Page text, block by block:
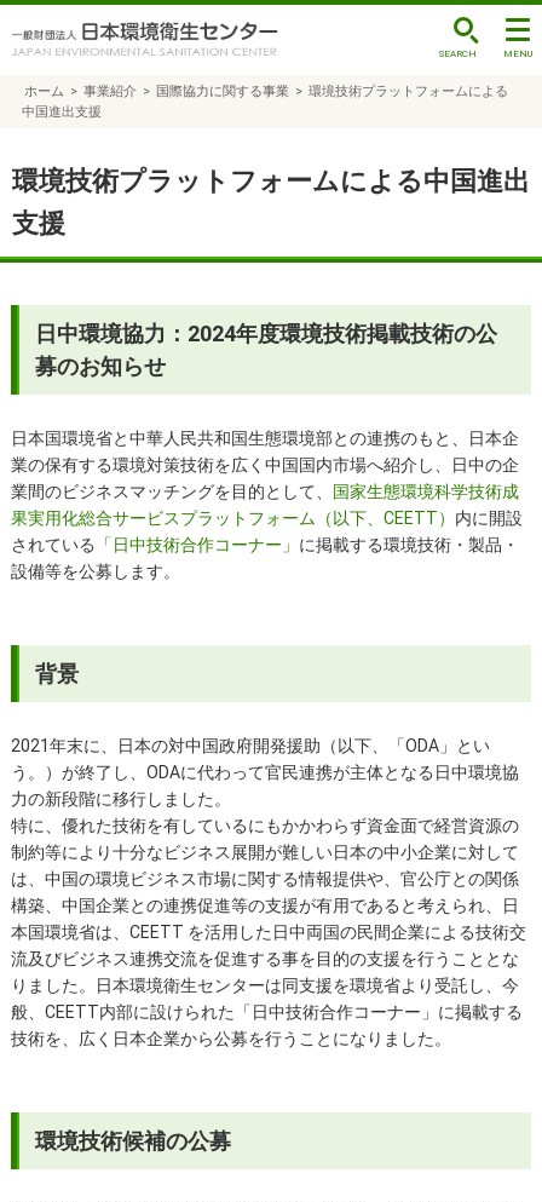
ホーム > 事業紹介 > 国際協力に関する事業 > 環境技術プラットフォームによる
中国進出支援
環境技術プラットフォームによる中国進出
支援
日中環境協力：2024年度環境技術掲載技術の公
募のお知らせ
日本国環境省と中華人民共和国生態環境部との連携のもと、日本企
業の保有する環境対策技術を広く中国国内市場へ紹介し、日中の企
業間のビジネスマッチングを目的として、 国家生態環境科学技術成
果実用化総合サービスプラットフォーム（以下、CEETT） 内に開設
されている
「日中技術合作コーナー」 に掲載する環境技術・製品・
設備等を公募します。
背景
2021年末に、日本の対中国政府開発援助（以下、「ODA」とい
う。）が終了し、ODAに代わって官民連携が主体となる日中環境協
力の新段階に移行しました。
特に、優れた技術を有しているにもかかわらず資金面で経営資源の
制約等により十分なビジネス展開が難しい日本の中小企業に対して
は、中国の環境ビジネス市場に関する情報提供や、官公庁との関係
構築、中国企業との連携促進等の支援が有用であると考えられ、日
本国環境省は、CEETT を活用した日中両国の民間企業による技術交
流及びビジネス連携交流を促進する事を目的の支援を行うこととな
りました。日本環境衛生センターは同支援を環境省より受託し、今
般、CEETT内部に設けられた「日中技術合作コーナー」に掲載する
技術を、広く日本企業から公募を行うことになりました。
環境技術候補の公募